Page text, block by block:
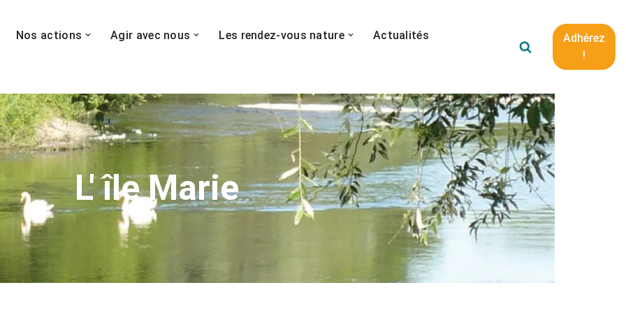
Nos actions Agir avec nous Les rendez-vous nature
Actualités
Adhérez
!
L' île Marie